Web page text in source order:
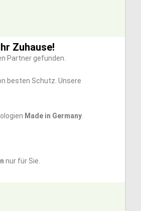
Zuhause!
Partner gefunden.
besten Schutz. Unsere
Made in Germany.
nur für Sie.